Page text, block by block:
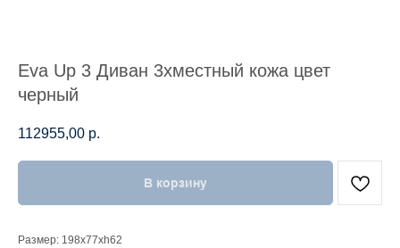
Eva Up 3 Диван 3хместный кожа цвет
черный
112955,00 р.
В корзину
Размер: 198x77xh62